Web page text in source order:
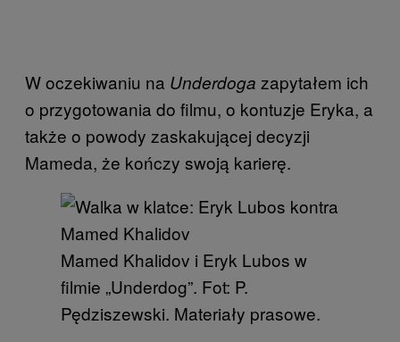
W oczekiwaniu na Underdoga zapytałem ich
o przygotowania do filmu, o kontuzje Eryka, a
także o powody zaskakującej decyzji
Mameda, że kończy swoją karierę.
Mamed Khalidov i Eryk Lubos w
filmie „Underdog”. Fot: P.
Pędziszewski. Materiały prasowe.